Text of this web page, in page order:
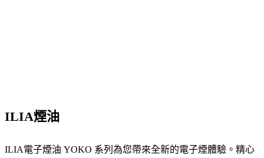
ILIA煙油
ILIA電子煙油 YOKO 系列為您帶來全新的電子煙體驗。精心